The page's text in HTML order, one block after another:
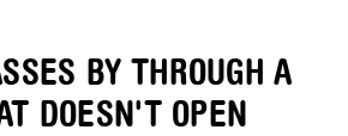
BY THROUGH A
DOESN'T OPEN